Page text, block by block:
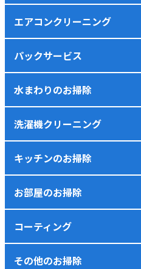
エアコンクリーニング
パックサービス
水まわりのお掃除
洗濯機クリーニング
キッチンのお掃除
お部屋のお掃除
コーティング
その他のお掃除